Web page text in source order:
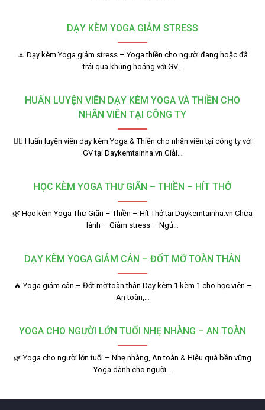
DẠY KÈM YOGA GIẢM STRESS
🧘 Dạy kèm Yoga giảm stress – Yoga thiền cho người đang hoặc đã
trải qua khủng hoảng với GV…
HUẤN LUYỆN VIÊN DẠY KÈM YOGA VÀ THIỀN CHO
NHÂN VIÊN TẠI CÔNG TY
🧘‍♂️ Huấn luyện viên dạy kèm Yoga & Thiền cho nhân viên tại công ty với
GV tại Daykemtainha.vn Giải…
HỌC KÈM YOGA THƯ GIÃN – THIỀN – HÍT THỞ
🌿 Học kèm Yoga Thư Giãn – Thiền – Hít Thở tại Daykemtainha.vn Chữa
lành – Giảm stress – Ngủ…
DẠY KÈM YOGA GIẢM CÂN – ĐỐT MỠ TOÀN THÂN
🔥 Yoga giảm cân – Đốt mỡ toàn thân Dạy kèm 1 kèm 1 cho học viên –
An toàn,…
YOGA CHO NGƯỜI LỚN TUỔI NHẸ NHÀNG – AN TOÀN
🌿 Yoga cho người lớn tuổi – Nhẹ nhàng, An toàn & Hiệu quả bền vững
Yoga dành cho người…